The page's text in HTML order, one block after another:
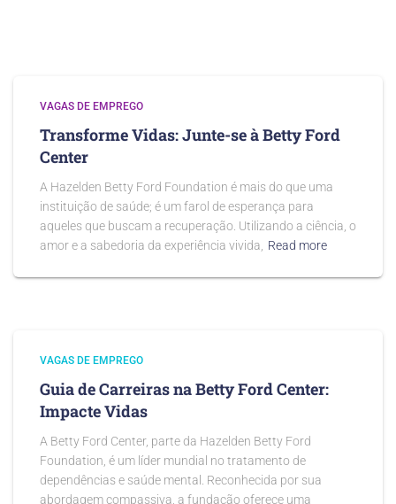
VAGAS DE EMPREGO
Transforme Vidas: Junte-se à Betty Ford
Center
A Hazelden Betty Ford Foundation é mais do que uma
instituição de saúde; é um farol de esperança para
aqueles que buscam a recuperação. Utilizando a ciência, o
amor e a sabedoria da experiência vivida,
Read more
VAGAS DE EMPREGO
Guia de Carreiras na Betty Ford Center:
Impacte Vidas
A Betty Ford Center, parte da Hazelden Betty Ford
Foundation, é um líder mundial no tratamento de
dependências e saúde mental. Reconhecida por sua
abordagem compassiva, a fundação oferece uma